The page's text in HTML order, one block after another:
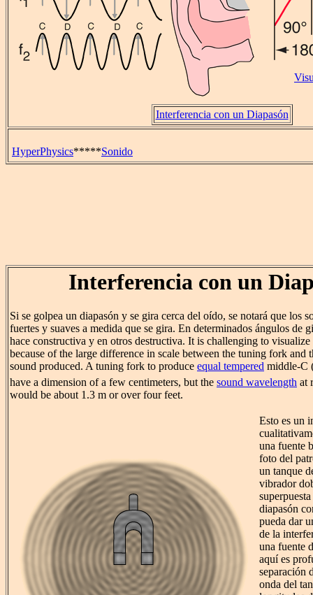
Interferencia con un Diapasón
HyperPhysics*****Sonido
Interferencia con un
Si se golpea un diapasón y se gira cerca del oído, se notará que los
fuertes y suaves a medida que se gira. En determinados ángulos de
hace constructiva y en otros destructiva. It is challenging to
because of the large difference in scale between the tuning fork and
sound produced. A tuning fork to produce equal tempered middle-C
have a dimension of a few centimeters, but the sound wavelength at
would be about 1.3 m or over four feet.
Esto es un
una fuente
foto del
un tanque
vibrador
diapasón
pueda dar
de la
una fuente
aquí es
separación
onda del